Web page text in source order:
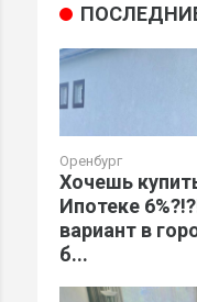
Оренбург
Хочешь
Ипотеке
вариант в
б...